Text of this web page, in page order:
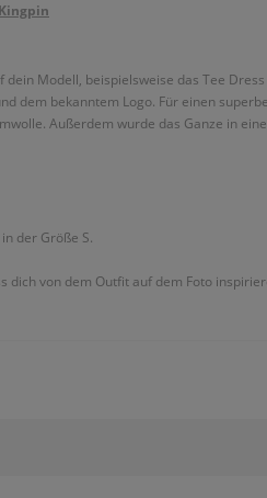
Modell, beispielsweise das Tee
dem bekanntem Logo. Für einen
Außerdem wurde das Ganze in
der Größe S.
dich von dem Outfit auf dem Foto